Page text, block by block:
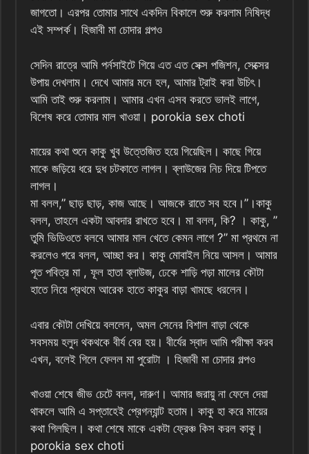
জাগতো। এরপর তোমার সাথে একদিন বিকালে শুরু করলাম নিষিদ্ধ
এই সম্পর্ক। হিজাবী মা চোদার গল্পও
সেদিন রাত্রে আমি পর্নসাইটে গিয়ে এত এত সেক্স পজিশন, সেক্সের
উপায় দেখলাম। দেখে আমার মনে হল, আমার ট্রাই করা উচিৎ।
আমি তাই শুরু করলাম। আমার এখন এসব করতে ভালই লাগে,
বিশেষ করে তোমার মাল খাওয়া। porokia sex choti
মায়ের কথা শুনে কাকু খুব উত্তেজিত হয়ে গিয়েছিল। কাছে গিয়ে
মাকে জড়িয়ে ধরে দুধ চটকাতে লাগল। ব্লাউজের নিচ দিয়ে টিপতে
লাগল।
মা বলল,” ছাড় ছাড়, কাজ আছে। আজকে রাতে সব হবে।”।‌‌‌‌‌‌‌‌‌‌‌‌‌‌‌‌‌‌‌‌‌‌‌‌‌কাকু
বলল, তাহলে একটা আবদার রাখতে হবে। মা বলল, কি? । কাকু, ”
তুমি ভিডিওতে বলবে আমার মাল খেতে কেমন লাগে ?” মা প্রথমে না
করলেও পরে বলল, আচ্ছা কর। কাকু মোবাইল নিয়ে আসল। আমার
পূত পবিত্র মা , ফূল হাতা ব্লাউজ, ঢেকে শাড়ি পড়া মালের কৌটা
হাতে নিয়ে প্রথমে আরেক হাতে কাকুর বাড়া খামছে ধরলেন।
এবার কৌটা দেখিয়ে বললেন, অমল সেনের বিশাল বাড়া থেকে
সবসময় হলুদ থকথকে বীর্য বের হয়। বীর্যের স্বাদ আমি পরীক্ষা করব
এখন, বলেই গিলে ফেলল মা পুরোটা । হিজাবী মা চোদার গল্পও
খাওয়া শেষে জীভ চেটে বলল, দারুণ। আমার জরায়ু না ফেলে দেয়া
থাকলে আমি এ সপ্তাহেই প্রেগন্যান্ট হতাম। কাকু হা করে মায়ের
কথা গিলছিল। কথা শেষে মাকে একটা ফ্রেঞ্চ কিস করল কাকু।
porokia sex choti